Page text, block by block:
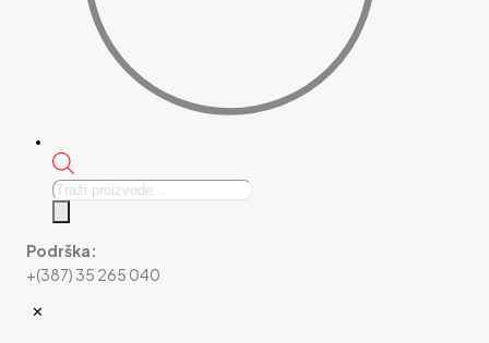
Products
Podrška:
+(387) 35 265 040
✕